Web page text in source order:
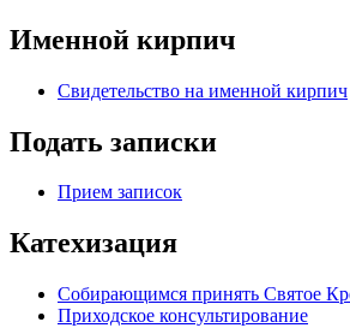
Именной кирпич
Свидетельство на именной кирпич
Подать записки
Прием записок
Катехизация
Собирающимся принять Святое
Приходское консультирование